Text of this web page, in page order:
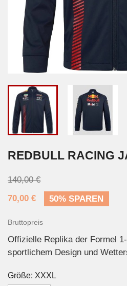
REDBULL RACING
140,00 €
70,00 €
50% SPAREN
Bruttopreis
Offizielle Replika der Formel
sportlichem Design und
Größe: XXXL